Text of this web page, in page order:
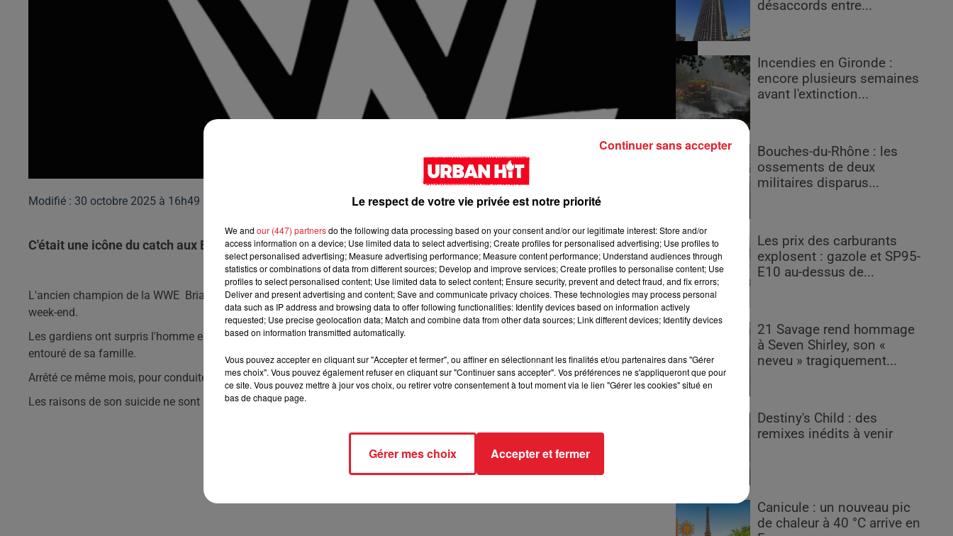
Modifié : 30 octobre 2025 à 16h49
C'était une icône du catch aux Etats-Unis.
L'ancien champion de la WWE Brian Christopher Lawleralias Grandmaster Sexay est mort après s'être pendu en prison ce
week-end.
Les gardiens ont surpris l'homme entrain de se pendre, ils l'ont alors décrochés, emmenés à l'hôpital, il décèdra à l'hopital
entouré de sa famille.
Arrêté ce même mois, pour conduite en état d'ivresse, placé directement en prison. La caution avait été fixée à 40 000 $.
Les raisons de son suicide ne sont pas encore connues, mais la prison y serait pour beaucoup selon ses proches.
désaccords entre...
Incendies en Gironde :
encore plusieurs semaines
avant l'extinction...
Bouches-du-Rhône : les
ossements de deux
militaires disparus...
Les prix des carburants
explosent : gazole et SP95-
E10 au-dessus de...
21 Savage rend hommage
à Seven Shirley, son «
neveu » tragiquement...
Destiny's Child : des
remixes inédits à venir
Canicule : un nouveau pic
de chaleur à 40 °C arrive en
Le respect de votre vie privée est notre priorité
We and our (447) partnersdo the following data processing based on your consent and/or our legitimate interest: Store and/or
access information on a device; Use limited data to select advertising; Create profiles for personalised advertising; Use profiles to
select personalised advertising; Measure advertising performance; Measure content performance; Understand audiences through
statistics or combinations of data from different sources; Develop and improve services; Create profiles to personalise content; Use
profiles to select personalised content; Use limited data to select content; Ensure security, prevent and detect fraud, and fix errors;
Deliver and present advertising and content; Save and communicate privacy choices. These technologies may process personal
data such as IP address and browsing data to offer following functionalities: Identify devices based on information actively
requested; Use precise geolocation data; Match and combine data from other data sources; Link different devices; Identify devices
based on information transmitted automatically.
Vous pouvez accepter en cliquant sur "Accepter et fermer", ou affiner en sélectionnant les finalités et/ou partenaires dans "Gérer
mes choix". Vous pouvez également refuser en cliquant sur "Continuer sans accepter". Vos préférences ne s'appliqueront que pour
ce site. Vous pouvez mettre à jour vos choix, ou retirer votre consentement à tout moment via le lien "Gérer les cookies" situé en
bas de chaque page.
Gérer mes choix Accepter et fermer
Continuer sans accepter